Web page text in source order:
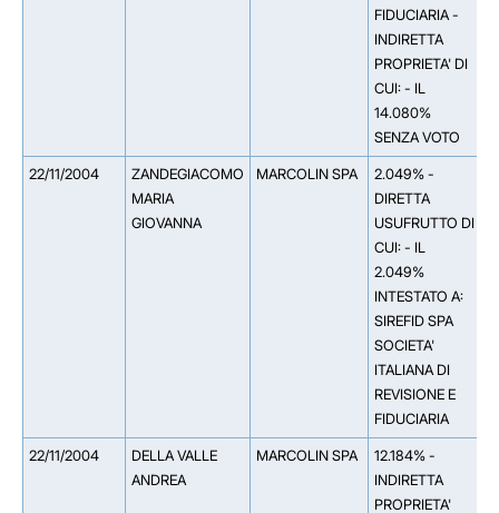
FIDUCIARIA -
INDIRETTA
PROPRIETA' DI
CUI: - IL
14.080%
SENZA VOTO
22/11/2004
ZANDEGIACOMO
MARIA
GIOVANNA
MARCOLIN SPA
2.049% -
DIRETTA
USUFRUTTO DI
CUI: - IL
2.049%
INTESTATO A:
SIREFID SPA
SOCIETA'
ITALIANA DI
REVISIONE E
FIDUCIARIA
22/11/2004
DELLA VALLE
ANDREA
MARCOLIN SPA
12.184% -
INDIRETTA
PROPRIETA'